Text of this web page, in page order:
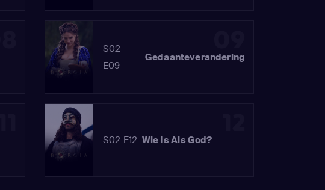
S02
E09
Gedaanteverandering
S02 E12 Wie Is Als God?